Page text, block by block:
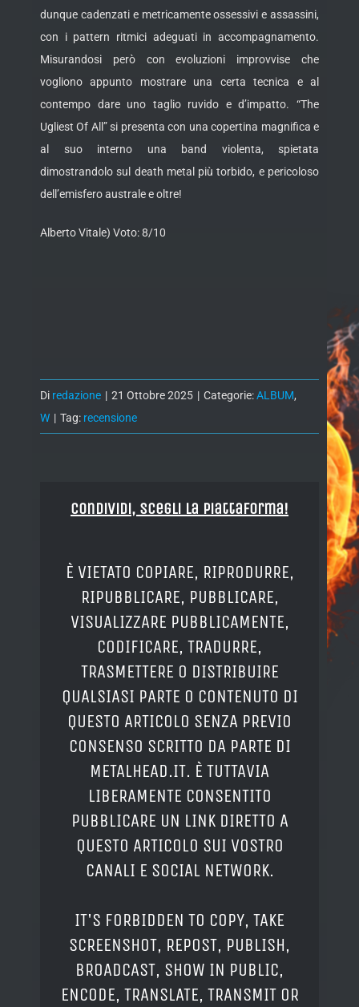
dunque cadenzati e metricamente ossessivi e assassini,
con i pattern ritmici adeguati in accompagnamento.
Misurandosi però con evoluzioni improvvise che
vogliono appunto mostrare una certa tecnica e al
contempo dare uno taglio ruvido e d’impatto. “The
Ugliest Of All” si presenta con una copertina magnifica e
al suo interno una band violenta, spietata
dimostrandolo sul death metal più torbido, e pericoloso
dell’emisfero australe e oltre!
Alberto Vitale) Voto: 8/10
Di redazione | 21 Ottobre 2025 | Categorie:ALBUM,
W | Tag: recensione
Condividi, Scegli la piattaforma!
È VIETATO COPIARE, RIPRODURRE,
RIPUBBLICARE, PUBBLICARE,
VISUALIZZARE PUBBLICAMENTE,
CODIFICARE, TRADURRE,
TRASMETTERE O DISTRIBUIRE
QUALSIASI PARTE O CONTENUTO DI
QUESTO ARTICOLO SENZA PREVIO
CONSENSO SCRITTO DA PARTE DI
METALHEAD.IT. È TUTTAVIA
LIBERAMENTE CONSENTITO
PUBBLICARE UN LINK DIRETTO A
QUESTO ARTICOLO SUI VOSTRO
CANALI E SOCIAL NETWORK.
IT'S FORBIDDEN TO COPY, TAKE
SCREENSHOT, REPOST, PUBLISH,
BROADCAST, SHOW IN PUBLIC,
ENCODE, TRANSLATE, TRANSMIT OR